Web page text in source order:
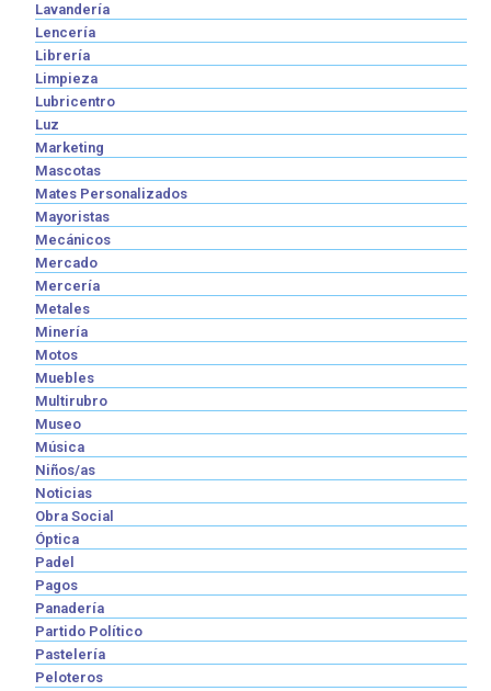
Lavandería
Lencería
Librería
Limpieza
Lubricentro
Luz
Marketing
Mascotas
Mates Personalizados
Mayoristas
Mecánicos
Mercado
Mercería
Metales
Minería
Motos
Muebles
Multirubro
Museo
Música
Niños/as
Noticias
Obra Social
Óptica
Padel
Pagos
Panadería
Partido Político
Pastelería
Peloteros